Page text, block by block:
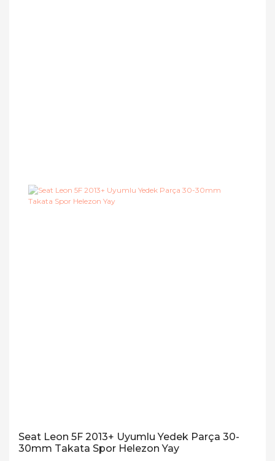
Seat Leon 5F 2013+ Uyumlu Yedek Parça 30-
30mm Takata Spor Helezon Yay